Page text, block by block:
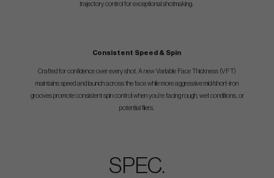
trajectory control for exceptional shotmaking.
Consistent Speed & Spin
Crafted for confidence over every shot. A new Variable Face Thickness (VFT)
maintains speed and launch across the face while more aggressive mid/short-iron
grooves promote consistent spin control when you’re facing rough, wet conditions, or
potential fliers.
SPEC.